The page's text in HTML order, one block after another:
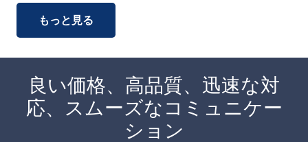
もっと見る
良い価格、高品質、迅速な対
応、スムーズなコミュニケー
ション